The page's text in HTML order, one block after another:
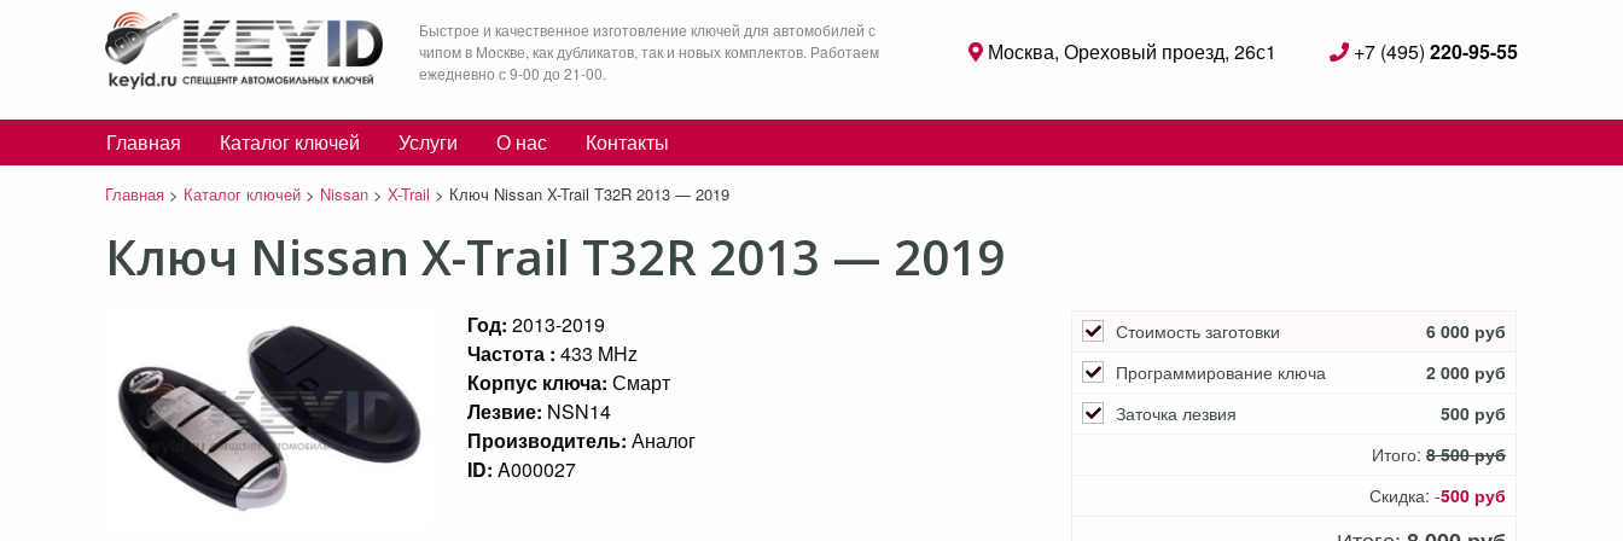
Быстрое и качественное изготовление ключей для автомобилей с
чипом в Москве, как дубликатов, так и новых комплектов. Работаем
ежедневно с 9-00 до 21-00.
Москва, Ореховый проезд, 26с1 +7 (495) 220-95-55
Главная Каталог ключей Услуги О нас Контакты
Главная > Каталог ключей > Nissan > X-Trail > Ключ Nissan X-Trail T32R 2013 — 2019
Ключ Nissan X-Trail T32R 2013 — 2019
Год: 2013-2019
Частота : 433 MHz
Корпус ключа: Смарт
Лезвие: NSN14
Производитель: Аналог
ID: A000027
Стоимость заготовки
6 000 руб
Программирование ключа
2 000 руб
Заточка лезвия
500 руб
Итого: 8 500 руб
Скидка: -500 руб